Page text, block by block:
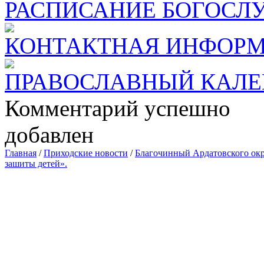
РАСПИСАНИЕ
КОНТАКТНАЯ
ПРАВОСЛАВНЫЙ
Комментарий успешно
добавлен
Главная /Приходские новости /Благочинный Ардатовского
зашиты детей».